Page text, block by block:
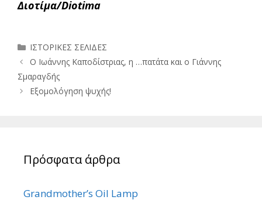
Διοτίμα/Diotima
Κατηγορίες
ΙΣΤΟΡΙΚΕΣ ΣΕΛΙΔΕΣ
Ο Ιωάννης Καποδίστριας, η …πατάτα και ο Γιάννης
Σμαραγδής
Εξομολόγηση ψυχής!
Πρόσφατα άρθρα
Grandmother’s Oil Lamp